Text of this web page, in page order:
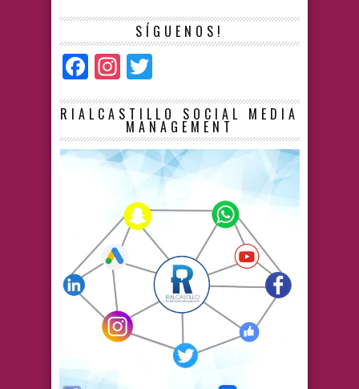
SÍGUENOS!
Facebook
Instagram
RIALCASTILLO SOCIAL MEDIA
MANAGEMENT